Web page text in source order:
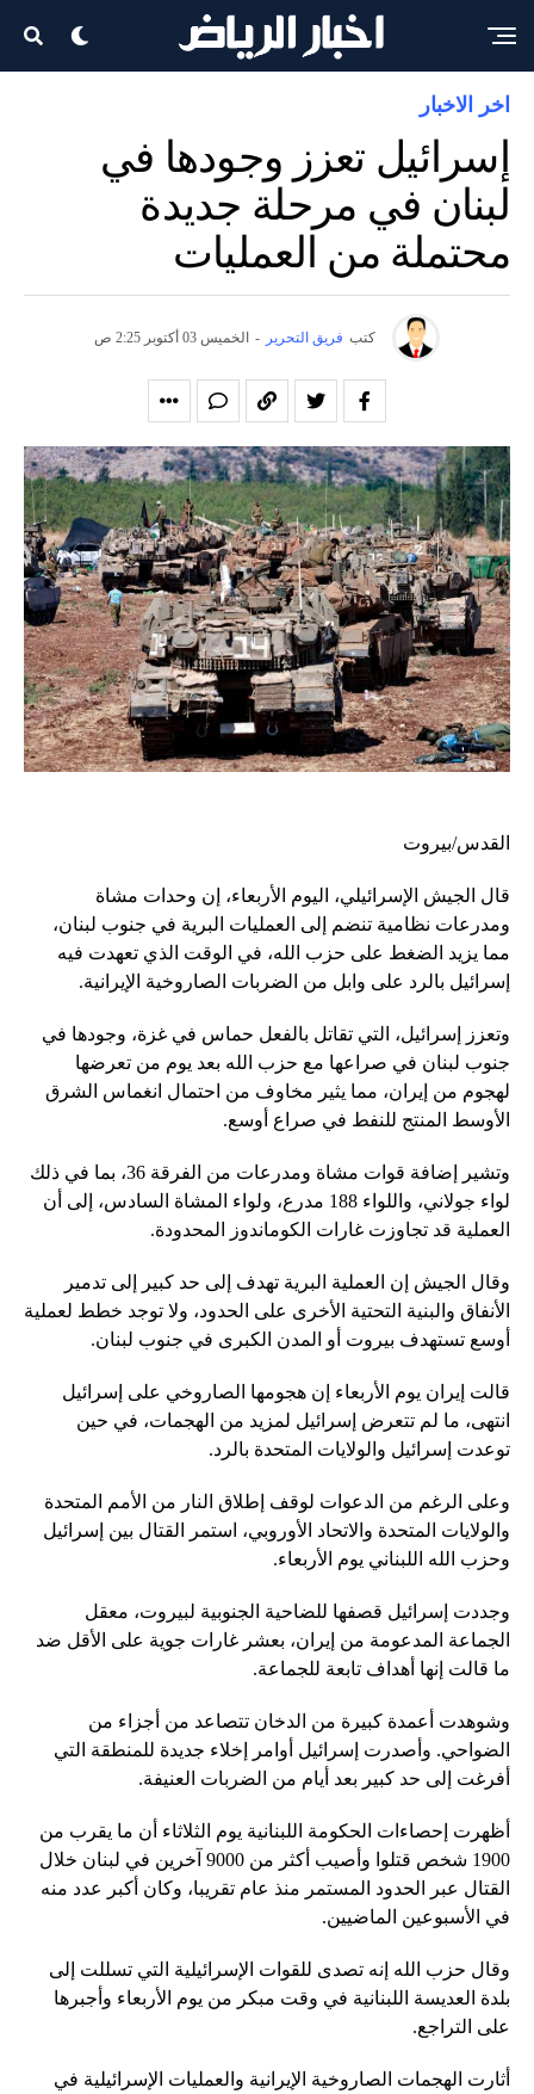
اخر الاخبار
إسرائيل تعزز وجودها في
لبنان في مرحلة جديدة
محتملة من العمليات
كتب فريق التحرير - الخميس 03 أكتوبر 2:25 ص
القدس/بيروت
قال الجيش الإسرائيلي، اليوم الأربعاء، إن وحدات مشاة
ومدرعات نظامية تنضم إلى العمليات البرية في جنوب لبنان،
مما يزيد الضغط على حزب الله، في الوقت الذي تعهدت فيه
إسرائيل بالرد على وابل من الضربات الصاروخية الإيرانية.
وتعزز إسرائيل، التي تقاتل بالفعل حماس في غزة، وجودها في
جنوب لبنان في صراعها مع حزب الله بعد يوم من تعرضها
لهجوم من إيران، مما يثير مخاوف من احتمال انغماس الشرق
الأوسط المنتج للنفط في صراع أوسع.
وتشير إضافة قوات مشاة ومدرعات من الفرقة 36، بما في ذلك
لواء جولاني، واللواء 188 مدرع، ولواء المشاة السادس، إلى أن
العملية قد تجاوزت غارات الكوماندوز المحدودة.
وقال الجيش إن العملية البرية تهدف إلى حد كبير إلى تدمير
الأنفاق والبنية التحتية الأخرى على الحدود، ولا توجد خطط لعملية
أوسع تستهدف بيروت أو المدن الكبرى في جنوب لبنان.
قالت إيران يوم الأربعاء إن هجومها الصاروخي على إسرائيل
انتهى، ما لم تتعرض إسرائيل لمزيد من الهجمات، في حين
توعدت إسرائيل والولايات المتحدة بالرد.
وعلى الرغم من الدعوات لوقف إطلاق النار من الأمم المتحدة
والولايات المتحدة والاتحاد الأوروبي، استمر القتال بين إسرائيل
وحزب الله اللبناني يوم الأربعاء.
وجددت إسرائيل قصفها للضاحية الجنوبية لبيروت، معقل
الجماعة المدعومة من إيران، بعشر غارات جوية على الأقل ضد
ما قالت إنها أهداف تابعة للجماعة.
وشوهدت أعمدة كبيرة من الدخان تتصاعد من أجزاء من
الضواحي. وأصدرت إسرائيل أوامر إخلاء جديدة للمنطقة التي
أفرغت إلى حد كبير بعد أيام من الضربات العنيفة.
أظهرت إحصاءات الحكومة اللبنانية يوم الثلاثاء أن ما يقرب من
1900 شخص قتلوا وأصيب أكثر من 9000 آخرين في لبنان خلال
القتال عبر الحدود المستمر منذ عام تقريبا، وكان أكبر عدد منه
في الأسبوعين الماضيين.
وقال حزب الله إنه تصدى للقوات الإسرائيلية التي تسللت إلى
بلدة العديسة اللبنانية في وقت مبكر من يوم الأربعاء وأجبرها
على التراجع.
أثارت الهجمات الصاروخية الإيرانية والعمليات الإسرائيلية في